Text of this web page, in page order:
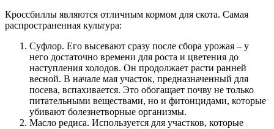
Кроссбиллы являются отличным кормом для скота. Самая
распространенная культура:
Суфлор. Его высевают сразу после сбора урожая – у
него достаточно времени для роста и цветения до
наступления холодов. Он продолжает расти ранней
весной. В начале мая участок, предназначенный для
посева, вспахивается. Это обогащает почву не только
питательными веществами, но и фитонцидами, которые
убивают болезнетворные организмы.
Масло редиса. Используется для участков, которые